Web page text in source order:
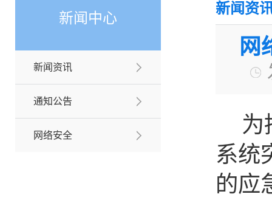
新闻中心
新闻资讯
通知公告
网络安全
新闻资
网
为
系统
的应